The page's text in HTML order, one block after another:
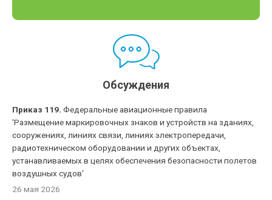
Обсуждения
Приказ 119. Федеральные авиационные правила
'Размещение маркировочных знаков и устройств на зданиях,
сооружениях, линиях связи, линиях электропередачи,
радиотехническом оборудовании и других объектах,
устанавливаемых в целях обеспечения безопасности полетов
воздушных судов'
26 мая 2026